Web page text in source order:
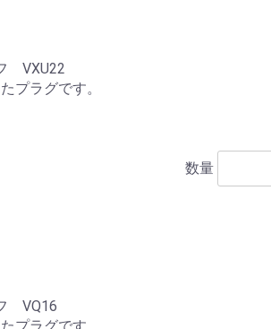
VXU22
プラグです。
VQ16
数量